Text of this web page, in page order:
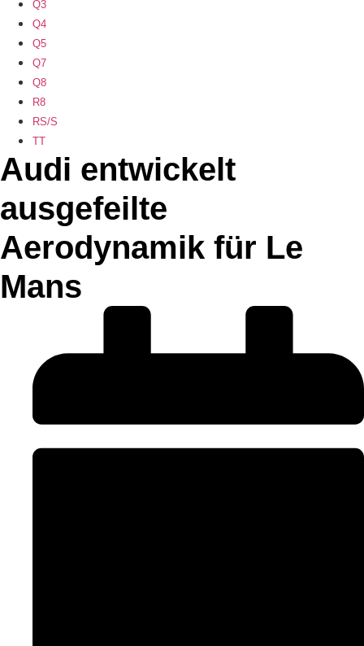
Q3
Q4
Q5
Q7
Q8
R8
RS/S
TT
Audi entwickelt
ausgefeilte
Aerodynamik für Le
Mans